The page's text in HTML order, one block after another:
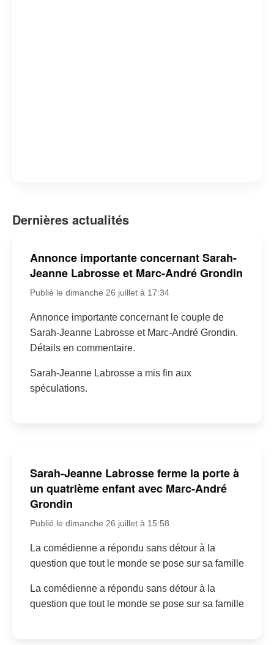
Dernières actualités
Annonce importante concernant Sarah-
Jeanne Labrosse et Marc-André Grondin
Publié le dimanche 26 juillet à 17:34
Annonce importante concernant le couple de
Sarah-Jeanne Labrosse et Marc-André Grondin.
Détails en commentaire.
Sarah-Jeanne Labrosse a mis fin aux
spéculations.
Sarah-Jeanne Labrosse ferme la porte à
un quatrième enfant avec Marc-André
Grondin
Publié le dimanche 26 juillet à 15:58
La comédienne a répondu sans détour à la
question que tout le monde se pose sur sa famille
La comédienne a répondu sans détour à la
question que tout le monde se pose sur sa famille